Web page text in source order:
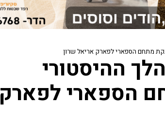
מתחם הספארי לפארק אריאל שרון
ההיסטורי
הספארי לפארק